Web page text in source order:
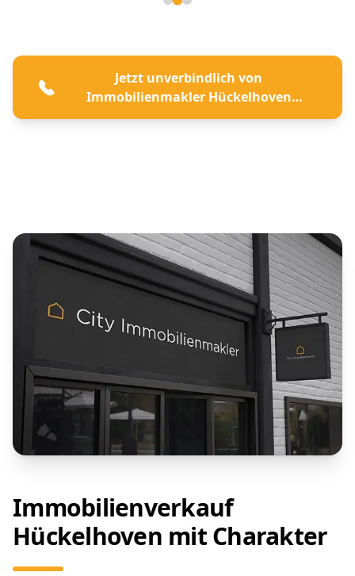
Jetzt unverbindlich von
Immobilienmakler Hückelhoven
beraten lassen
Immobilienverkauf
Hückelhoven mit Charakter